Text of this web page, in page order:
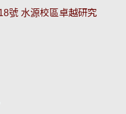
號 水源校區卓越研究